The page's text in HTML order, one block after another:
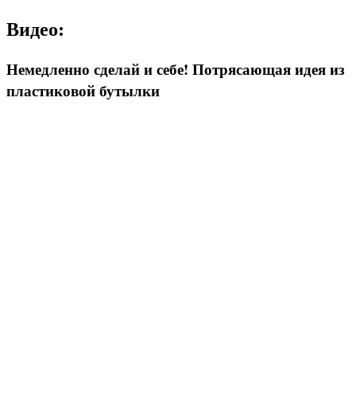
Видео:
Немедленно сделай и себе! Потрясающая идея из
пластиковой бутылки